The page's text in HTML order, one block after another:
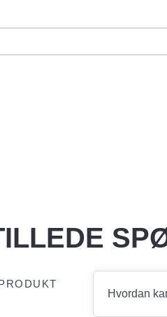
Hvordan